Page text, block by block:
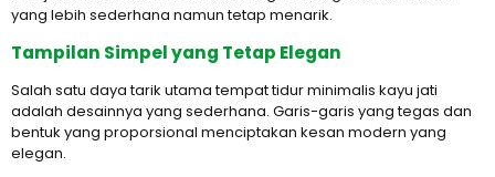
yang lebih sederhana namun tetap menarik.
Tampilan Simpel yang Tetap Elegan
Salah satu daya tarik utama tempat tidur minimalis kayu jati
adalah desainnya yang sederhana. Garis-garis yang tegas dan
bentuk yang proporsional menciptakan kesan modern yang
elegan.